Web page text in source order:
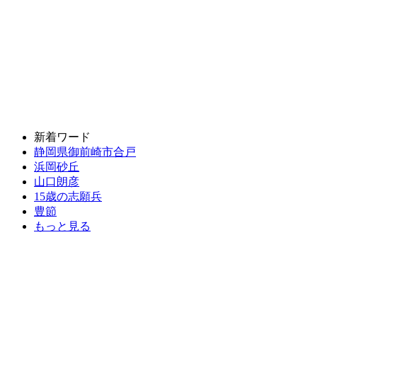
新着ワード
静岡県御前崎市合戸
浜岡砂丘
山口朗彦
15歳の志願兵
豊節
もっと見る